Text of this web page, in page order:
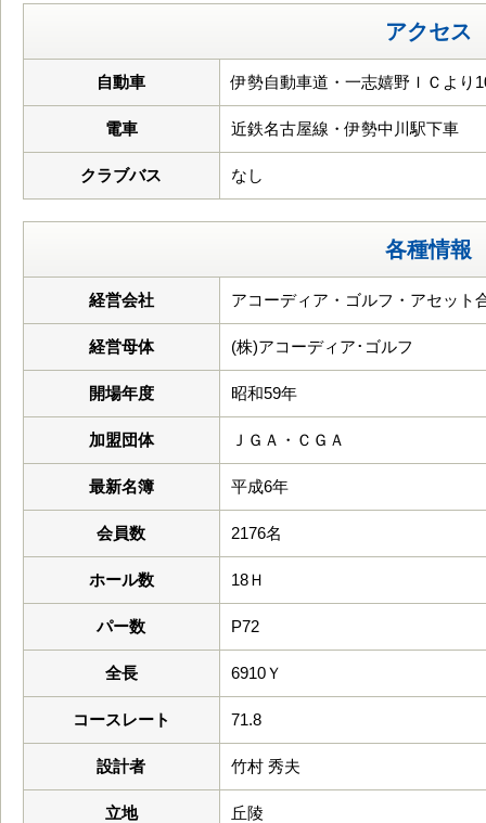
アクセス
自動車 伊勢自動車道・一志嬉野ＩＣより
電車 近鉄名古屋線・伊勢中川駅下車
クラブバス なし
各種情報
経営会社 アコーディア・ゴルフ・アセット
経営母体 (株)アコーディア･ゴルフ
開場年度 昭和59年
加盟団体 ＪＧＡ・ＣＧＡ
最新名簿 平成6年
会員数 2176名
ホール数 18Ｈ
パー数 P72
全長 6910Ｙ
コースレート 71.8
設計者 竹村 秀夫
立地 丘陵